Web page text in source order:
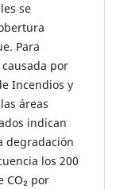
se
Para
por
Incendios y
áreas
indican
degradación
los 200
CO₂ por